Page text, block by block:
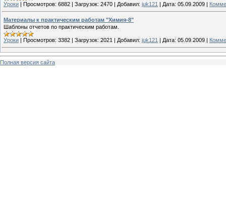
Уроки | Просмотров: 6882 | Загрузок: 2470 | Добавил: juk121 | Дата: 05.09.2009 |
Материалы к практическим работам "Химия-8"
Шаблоны отчетов по практическим работам.
Уроки | Просмотров: 3382 | Загрузок: 2021 | Добавил: juk121 | Дата: 05.09.2009 |
Полная версия сайта